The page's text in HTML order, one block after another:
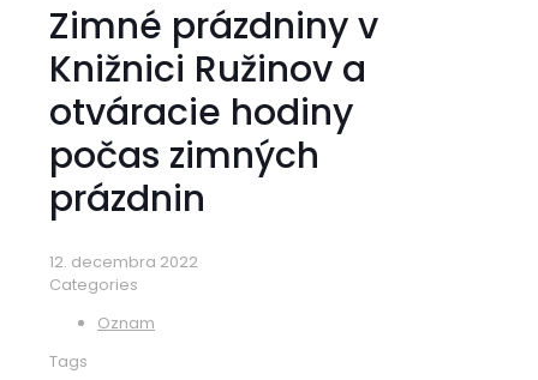
Zimné prázdniny v
Knižnici Ružinov a
otváracie hodiny
počas zimných
prázdnin
12. decembra 2022
Categories
Oznam
Tags